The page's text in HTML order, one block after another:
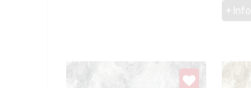
+ Info